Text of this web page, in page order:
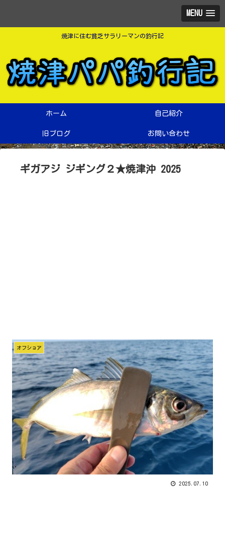
MENU
焼津に住む貧乏サラリーマンの釣行記
ホーム 自己紹介
旧ブログ お問い合わせ
ギガアジ ジギング２★焼津沖 2025
オフショア
2025.07.10